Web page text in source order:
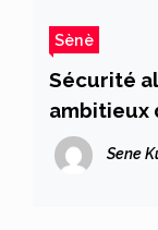
Sènè
Sécurité
ambitieux
Sene